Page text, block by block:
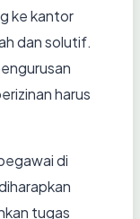
ke kantor
dan solutif.
harus
di
tugas